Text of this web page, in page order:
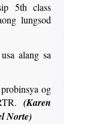
5th class
lungsod
alang sa
og
(Karen
Norte)